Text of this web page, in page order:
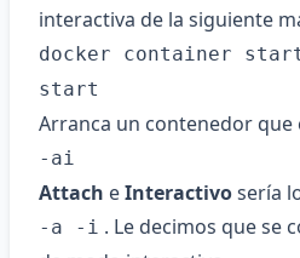
interactiva de la siguiente
docker container
start
Arranca un contenedor que
-ai
Attach eInteractivosería
-a -i . Le decimos que se